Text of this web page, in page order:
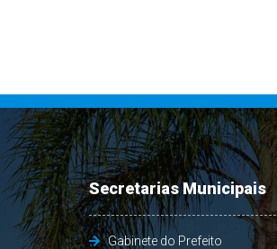
Secretarias Municipais
Gabinete do Prefeito